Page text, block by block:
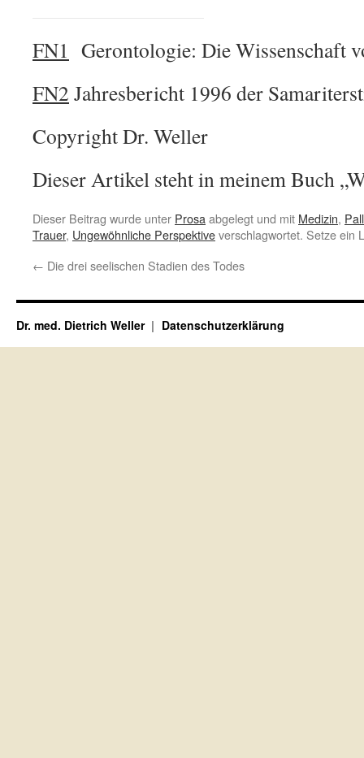
FN1 Gerontologie: Die Wissenschaft
FN2 Jahresbericht 1996 der
Copyright Dr. Weller
Dieser Artikel steht in meinem Buch
Dieser Beitrag wurde unter Prosa abgelegt und mit Medizin,
Trauer, Ungewöhnliche Perspektiveverschlagwortet. Setze ein
← Die drei seelischen Stadien des Todes
Dr. med. Dietrich Weller Datenschutzerklärung